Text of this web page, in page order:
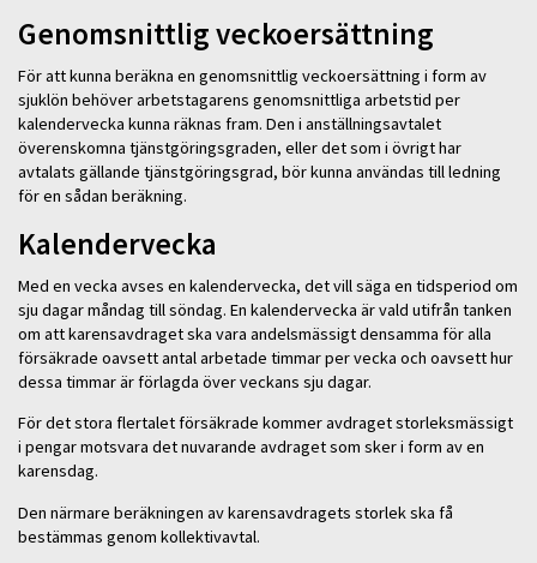
Genomsnittlig veckoersättning
För att kunna beräkna en genomsnittlig veckoersättning i form av
sjuklön behöver arbetstagarens genomsnittliga arbetstid per
kalendervecka kunna räknas fram. Den i anställningsavtalet
överenskomna tjänstgöringsgraden, eller det som i övrigt har
avtalats gällande tjänstgöringsgrad, bör kunna användas till ledning
för en sådan beräkning.
Kalendervecka
Med en vecka avses en kalendervecka, det vill säga en tidsperiod om
sju dagar måndag till söndag. En kalendervecka är vald utifrån tanken
om att karensavdraget ska vara andelsmässigt densamma för alla
försäkrade oavsett antal arbetade timmar per vecka och oavsett hur
dessa timmar är förlagda över veckans sju dagar.
För det stora flertalet försäkrade kommer avdraget storleksmässigt
i pengar motsvara det nuvarande avdraget som sker i form av en
karensdag.
Den närmare beräkningen av karensavdragets storlek ska få
bestämmas genom kollektivavtal.